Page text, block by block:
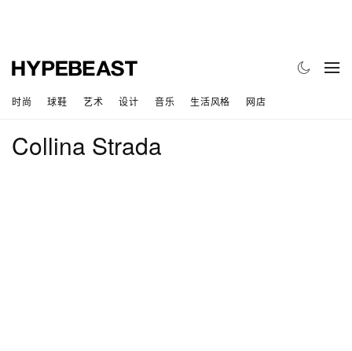
时尚 球鞋 艺术 设计 音乐 生活风格 网店
Collina Strada